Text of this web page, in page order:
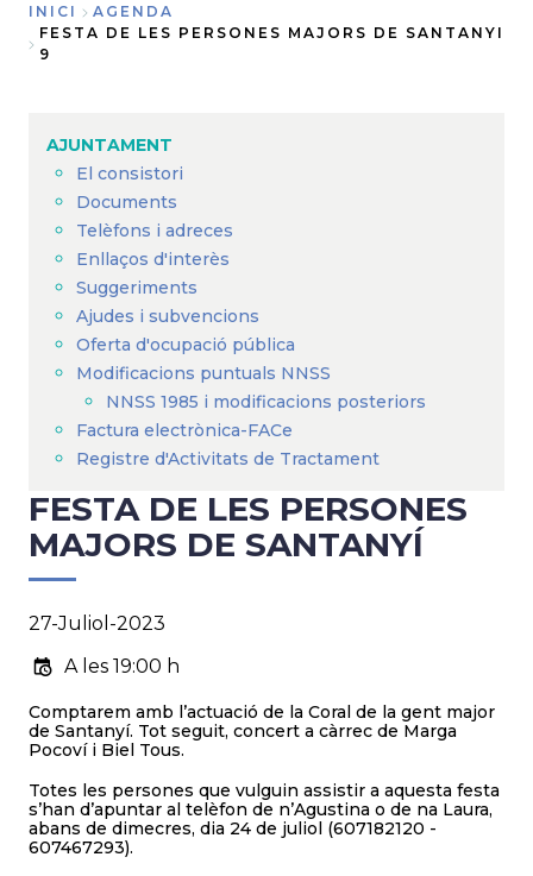
Fil
INICI
AGENDA
FESTA DE LES PERSONES MAJORS DE SANTANYI
9
AJUNTAMENT
El consistori
Documents
Telèfons i adreces
Enllaços d'interès
Suggeriments
Ajudes i subvencions
Oferta d'ocupació pública
Modificacions puntuals NNSS
NNSS 1985 i modificacions posteriors
Factura electrònica-FACe
Registre d'Activitats de Tractament
FESTA DE LES PERSONES
MAJORS DE SANTANYÍ
27-Juliol-2023
A les 19:00 h
Comptarem amb l’actuació de la Coral de la gent major
de Santanyí. Tot seguit, concert a càrrec de Marga
Pocoví i Biel Tous.
Totes les persones que vulguin assistir a aquesta festa
s’han d’apuntar al telèfon de n’Agustina o de na Laura,
abans de dimecres, dia 24 de juliol (607182120 -
607467293).